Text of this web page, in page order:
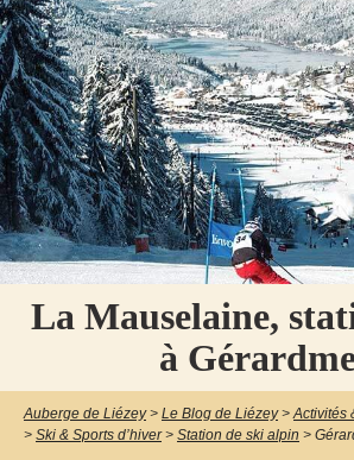
La Mauselaine,
à
Auberge de Liézey > Le Blog de Liézey > Activités
> Ski & Sports d’hiver > Station de ski alpin >